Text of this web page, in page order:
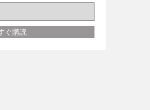
ぐ購読